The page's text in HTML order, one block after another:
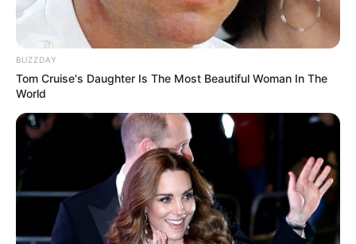
BUZZDAY
Tom Cruise's Daughter Is The Most Beautiful Woman In The
World